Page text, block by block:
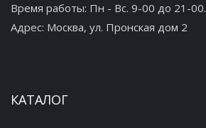
Время работы: Пн - Вс. 9-00 до 21-00.
Адрес: Москва, ул. Пронская дом 2
КАТАЛОГ